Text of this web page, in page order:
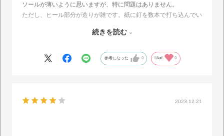
ソールが薄いように思いますが、特に問題はありません。
ただし、ヒール部分が造りが雑です。紙に釘を数本で打ち込んでい
雨にも弱いので、ご注意を。続きを読む
参考になった 0 Like! 0
2023.12.21